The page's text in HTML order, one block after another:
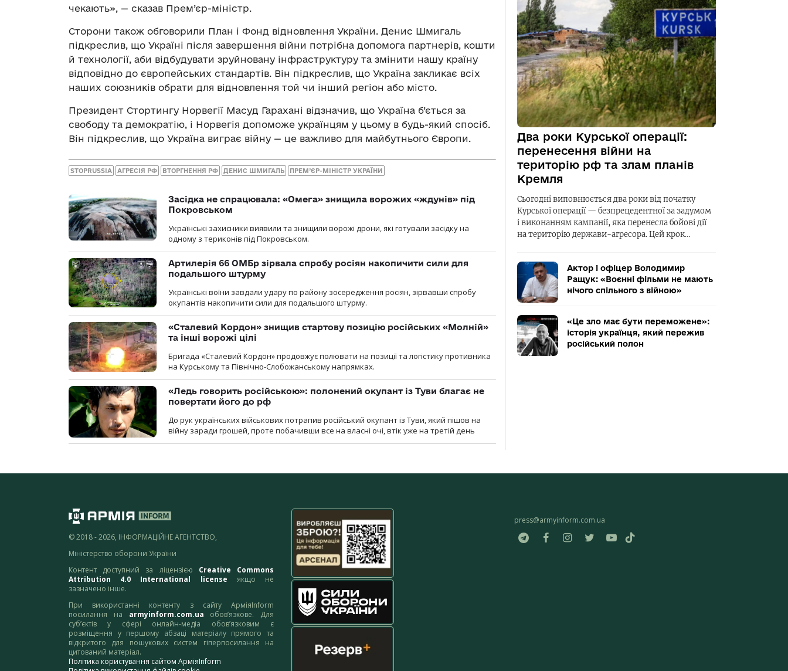
чекають», — сказав Прем’єр-міністр.
Сторони також обговорили План і Фонд відновлення України. Денис Шмигаль
підкреслив, що Україні після завершення війни потрібна допомога партнерів, кошти
й технології, аби відбудувати зруйновану інфраструктуру та змінити нашу країну
відповідно до європейських стандартів. Він підкреслив, що Україна закликає всіх
наших союзників обрати для відновлення той чи інший регіон або місто.
Президент Стортингу Норвегії Масуд Гарахані відзначив, що Україна б’ється за
свободу та демократію, і Норвегія допоможе українцям у цьому в будь-який спосіб.
Він підкреслив, що Україна виграє війну — це важливо для майбутнього Європи.
STOPRUSSIA АГРЕСІЯ РФ ВТОРГНЕННЯ РФ ДЕНИС ШМИГАЛЬ ПРЕМ’ЄР-МІНІСТР УКРАЇНИ
Засідка не спрацювала: «Омега» знищила ворожих «ждунів» під
Покровськом
Українські захисники виявили та знищили ворожі дрони, які готували засідку на
одному з териконів під Покровськом.
Артилерія 66 ОМБр зірвала спробу росіян накопичити сили для
подальшого штурму
Українські воїни завдали удару по району зосередження росіян, зірвавши спробу
окупантів накопичити сили для подальшого штурму.
«Сталевий Кордон» знищив стартову позицію російських «Молній»
та інші ворожі цілі
Бригада «Сталевий Кордон» продовжує полювати на позиції та логістику противника
на Курському та Північно-Слобожанському напрямках.
«Ледь говорить російською»: полонений окупант із Туви благає не
повертати його до рф
До рук українських військових потрапив російський окупант із Туви, який пішов на
війну заради грошей, проте побачивши все на власні очі, втік уже на третій день
Два роки Курської операції:
перенесення війни на
територію рф та злам планів
Кремля
Сьогодні виповнюється два роки від початку
Курської операції — безпрецедентної за задумом
і виконанням кампанії, яка перенесла бойові дії
на територію держави-агресора. Цей крок…
Актор і офіцер Володимир
Ращук: «Воєнні фільми не мають
нічого спільного з війною»
«Це зло має бути переможене»:
історія українця, який пережив
російський полон
© 2018 - 2026, ІНФОРМАЦІЙНЕ АГЕНТСТВО,
Міністерство оборони України
Контент доступний за ліцензією Creative Commons
Attribution 4.0 International license якщо не
зазначено інше.
При використанні контенту з сайту АрміяInform
посилання на armyinform.com.ua обов’язкове. Для
суб’єктів у сфері онлайн-медіа обов’язковим є
розміщення у першому абзаці матеріалу прямого та
відкритого для пошукових систем гіперпосилання на
цитований матеріал.
Політика користування сайтом АрміяInform
press@armyinform.com.ua